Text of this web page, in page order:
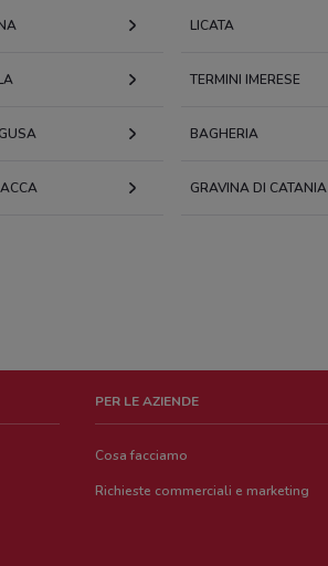
LICATA
TERMINI IMERESE
BAGHERIA
GRAVINA DI CATANIA
PER LE AZIENDE
Cosa facciamo
Richieste commerciali e marketing